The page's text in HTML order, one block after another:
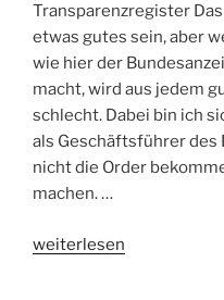
Transparenzregister
etwas gutes sein, aber
wie hier der
macht, wird aus jedem
schlecht. Dabei bin ich
als Geschäftsführer des
nicht die Order
machen. …
„E-
weiterlesen